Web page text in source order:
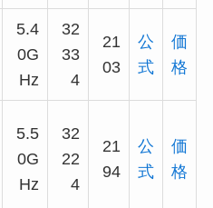
5.4
0G
Hz
32
33
4
21
03
公
式
価
格
5.5
0G
Hz
32
22
4
21
94
公
式
価
格